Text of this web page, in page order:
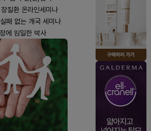
질환 온라인세미나
패 없는 개국 세미나
에 임일한 박사